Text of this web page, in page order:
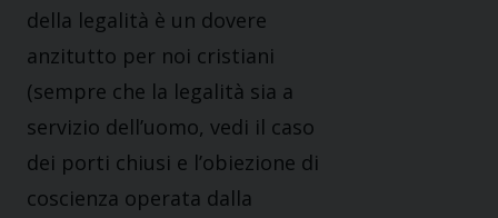
della legalità è un dovere
anzitutto per noi cristiani
(sempre che la legalità sia a
servizio dell’uomo, vedi il caso
dei porti chiusi e l’obiezione di
coscienza operata dalla